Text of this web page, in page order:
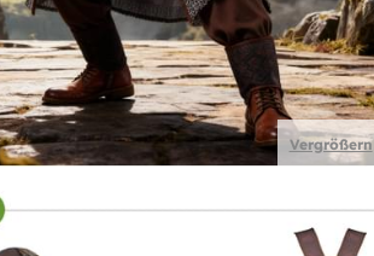
Vergrößern